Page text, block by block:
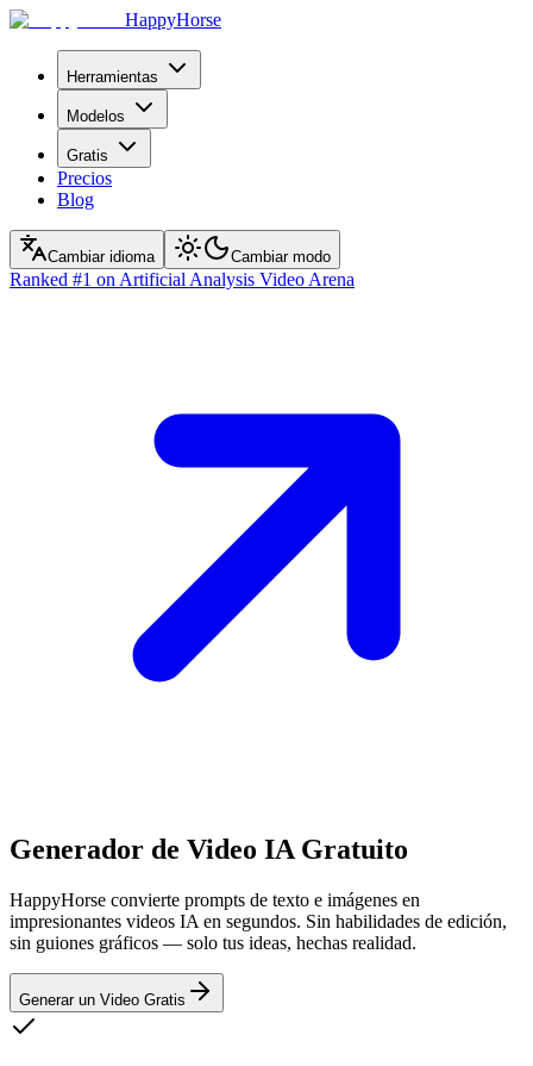
HappyHorse
Herramientas
Modelos
Gratis
Precios
Blog
Cambiar idioma Cambiar modo
Ranked #1 on Artificial Analysis Video Arena
Generador de Video IA Gratuito
HappyHorse convierte prompts de texto e imágenes en
impresionantes videos IA en segundos. Sin habilidades de edición,
sin guiones gráficos — solo tus ideas, hechas realidad.
Generar un Video Gratis